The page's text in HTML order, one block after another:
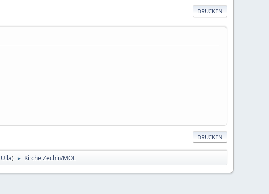
DRUCKEN
DRUCKEN
Ulla) ► Kirche Zechin/MOL